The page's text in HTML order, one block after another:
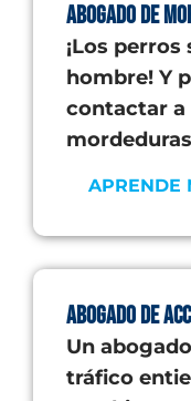
Abogado de
¡Los
hombre! Y
contactar a
APRENDE
Abogado de
Un
tráfico